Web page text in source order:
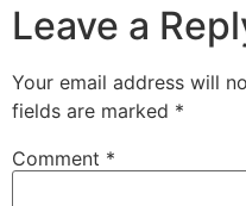
Leave a
Your email address will
fields are marked *
Comment *